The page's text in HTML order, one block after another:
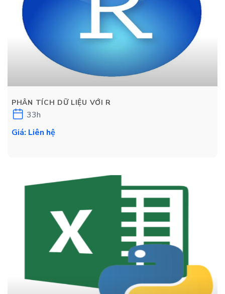
PHÂN TÍCH DỮ LIỆU VỚI R
33h
Giá: Liên hệ